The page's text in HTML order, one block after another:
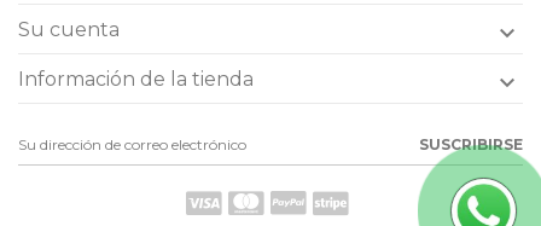
Su cuenta 
Información de la tienda 
SUSCRIBIRSE